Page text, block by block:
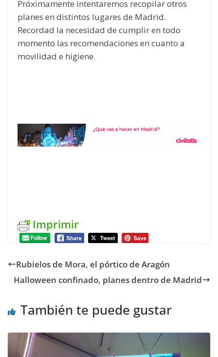
Próximamente intentaremos recopilar otros
planes en distintos lugares de Madrid.
Recordad la necesidad de cumplir en todo
momento las recomendaciones en cuanto a
movilidad e higiene.
Imprimir
Rubielos de Mora, el pórtico de Aragón
Halloween confinado, planes dentro de Madrid
También te puede gustar